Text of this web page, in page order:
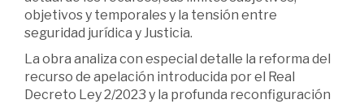
objetivos y temporales y la tensión entre
seguridad jurídica y Justicia.
La obra analiza con especial detalle la reforma del
recurso de apelación introducida por el Real
Decreto Ley 2/2023 y la profunda reconfiguración